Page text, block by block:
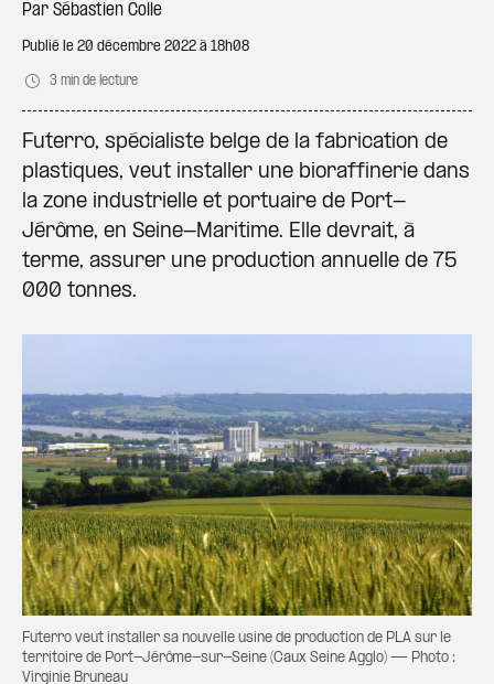
Par Sébastien Colle
Publié le 20 décembre 2022 à 18h08
3 min de lecture
Futerro, spécialiste belge de la fabrication de
plastiques, veut installer une bioraffinerie dans
la zone industrielle et portuaire de Port-
Jérôme, en Seine-Maritime. Elle devrait, à
terme, assurer une production annuelle de 75
000 tonnes.
Futerro veut installer sa nouvelle usine de production de PLA sur le
territoire de Port-Jérôme-sur-Seine (Caux Seine Agglo) — Photo :
Virginie Bruneau